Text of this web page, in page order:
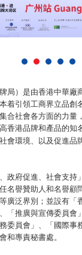
局）是由香港中華廠
着引領工商界立品創
合社會各方面的力量
香港品牌和產品的知
會環境、以及促進品
政府促進、社會支持
名譽贊助人和名譽顧
廣泛界別；並設有「
「推廣與宣傳委員
委員會」、「國際事
和專責秘書處。